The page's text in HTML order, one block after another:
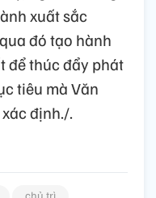
xuất sắc
đó tạo hành
để thúc đẩy phát
tiêu mà Văn
định./.
chủ trì